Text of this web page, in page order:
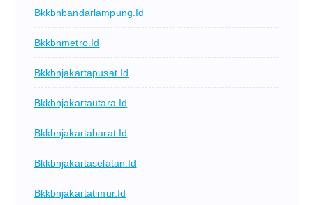
Bkkbnbandarlampung.id
Bkkbnmetro.id
Bkkbnjakartapusat.id
Bkkbnjakartautara.id
Bkkbnjakartabarat.id
Bkkbnjakartaselatan.id
Bkkbnjakartatimur.id